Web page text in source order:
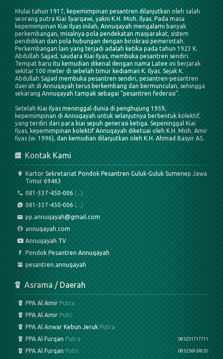
Mulai tahun 1917, kepemimpinan pesantren dilanjutkan oleh salah
seorang putra Kiai Syarqawi, yakni K.H. Moh. Ilyas. Pada masa
kepemimpinan Kiai Ilyas inilah, Annuqayah mengalami banyak
perkembangan, misalnya pola pendekatan masyarakat, sistem
pendidikan dan pola hubungan dengan birokrasi pemerintah.
Perkembangan lain yang terjadi adalah ketika pada tahun 1923 K.
Abdullah Sajjad, saudara Kiai Ilyas, membuka pesantren sendiri.
Tempat baru itu kemudian dikenal dengan nama Latee ini berjarak
sekitar 100 meter di sebelah timur kediaman K. Ilyas. Sejak K.
Abdullah Sajjad membuka pesantren sendiri, pesantren-pesantren
daerah di Annuqayah terus berkembang dan bermunculan, sehingga
sekarang Annuqayah tampak sebagai "pesantren federasi".
Setelah Kiai Ilyas meninggal dunia di penghujung 1959,
kepemimpinan di Annuqayah untuk selanjutnya berbentuk kolektif,
yang terdiri dari para kiai sepuh generasi ketiga. Sepeninggal Kiai
Ilyas, kepemimpinan kolektif Annuqayah diketuai oleh K.H. Moh. Amir
Ilyas (w. 1996), dan kemudian dilanjutkan oleh K.H. Ahmad Basyir AS.
Kontak Kami
Kartor Sekretariat Pondok Pesantren Guluk-Guluk Sumenep Jawa
Timur 69463
081-337-450-006 (...)
081-337-450-006 (...)
pp.annuqayah@gmail.com
annuqayah.com
Annuqayah TV
Pondok Pesantren Annuqayah
pesantren.annuqayah
Asrama / Daerah
PPA Al Amir Putra
PPA Al Amir Putri
PPA Al Anwar Kebun Jeruk Putra
PPA Al Furqan Putra 085231717711
PPA Al Furqan Putri 085236924820